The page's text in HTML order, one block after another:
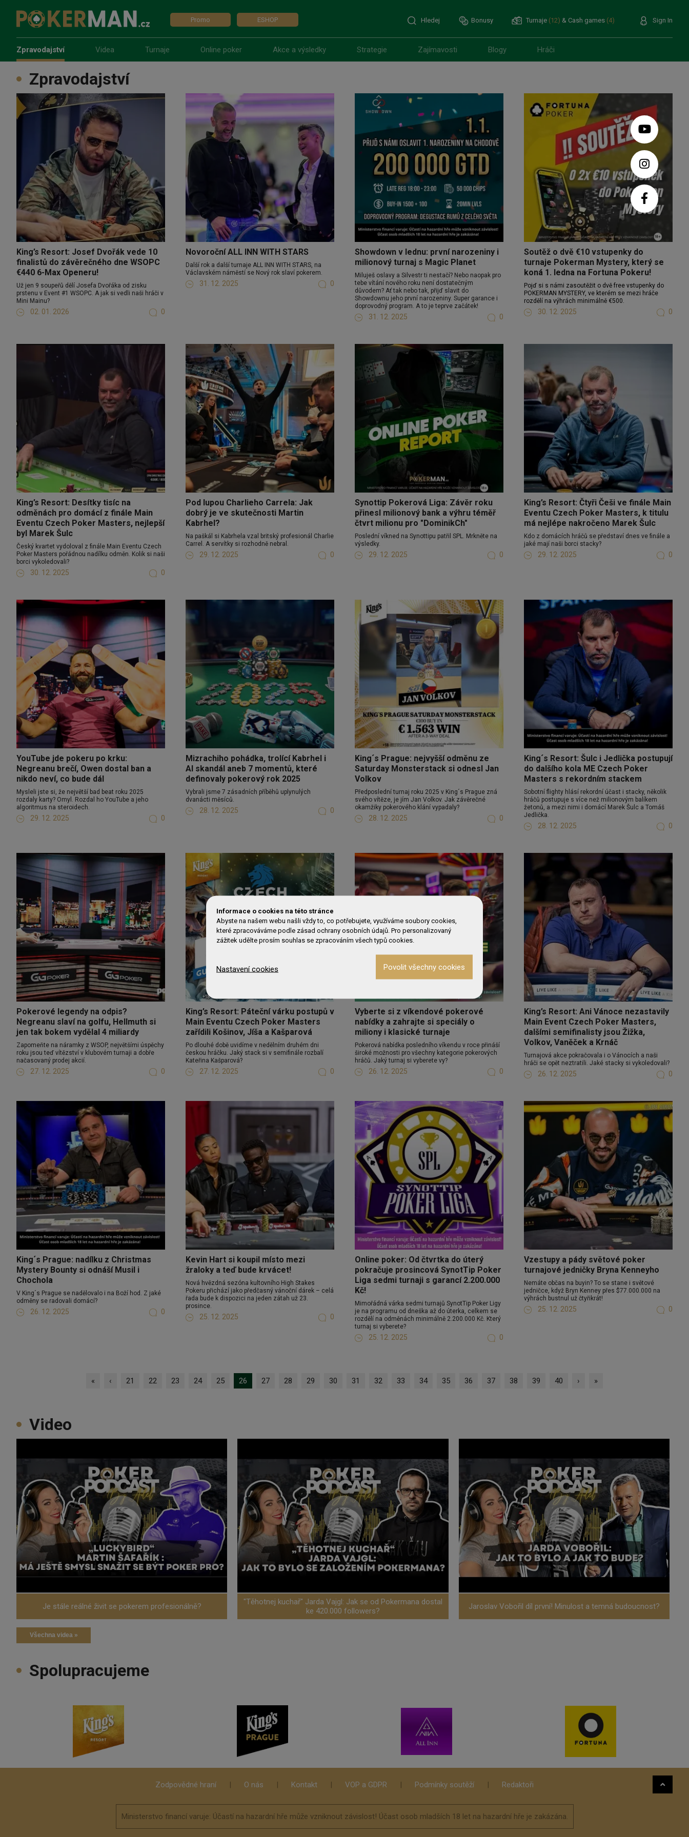
ESHOP
Promo Hledej Bonusy Turnaje (12) & Cash games (4) Sign In
Zpravodajství Videa Turnaje Online poker Akce a výsledky Strategie Zajímavosti Blogy Hráči
Zpravodajství
King’s Resort: Josef Dvořák vede 10
finalistů do závěrečného dne WSOPC
€440 6-Max Openeru!
Už jen 9 soupeřů dělí Josefa Dvořáka od zisku
prstenu v Event #1 WSOPC. A jak si vedli naši hráči v
Mini Mainu?
02. 01. 2026 0
Novoroční ALL INN WITH STARS
Další rok a další turnaje ALL INN WITH STARS, na
Václavském náměstí se Nový rok slaví pokerem.
31. 12. 2025 0
Showdown v lednu: první narozeniny i
milionový turnaj s Magic Planet
Miluješ oslavy a Silvestr ti nestačí? Nebo naopak pro
tebe vítání nového roku není dostatečným
důvodem? Ať tak nebo tak, přijď slavit do
Showdownu jeho první narozeniny. Super garance i
doprovodný program. A to je teprve začátek!
31. 12. 2025 0
Soutěž o dvě €10 vstupenky do
turnaje Pokerman Mystery, který se
koná 1. ledna na Fortuna Pokeru!
Pojď si s námi zasoutěžit o dvě free vstupenky do
POKERMAN MYSTERY, ve kterém se mezi hráče
rozdělí na výhrách minimálně €500.
30. 12. 2025 0
King’s Resort: Desítky tisíc na
odměnách pro domácí z finále Main
Eventu Czech Poker Masters, nejlepší
byl Marek Šulc
Český kvartet vydoloval z finále Main Eventu Czech
Poker Masters pořádnou nadílku odměn. Kolik si naši
borci vykoledovali?
30. 12. 2025 0
Pod lupou Charlieho Carrela: Jak
dobrý je ve skutečnosti Martin
Kabrhel?
Na paškál si Kabrhela vzal britský profesionál Charlie
Carrel. A servítky si rozhodně nebral.
29. 12. 2025 0
Synottip Pokerová Liga: Závěr roku
přinesl milionový bank a výhru téměř
čtvrt milionu pro "DominikCh"
Poslední víkned na Synottipu patřil SPL. Mrkněte na
výsledky.
29. 12. 2025 0
King’s Resort: Čtyři Češi ve finále Main
Eventu Czech Poker Masters, k titulu
má nejlépe nakročeno Marek Šulc
Kdo z domácích hráčů se představí dnes ve finále a
jaké mají naši borci stacky?
29. 12. 2025 0
YouTube jde pokeru po krku:
Negreanu brečí, Owen dostal ban a
nikdo neví, co bude dál
Mysleli jste si, že největší bad beat roku 2025
rozdaly karty? Omyl. Rozdal ho YouTube a jeho
algoritmus na steroidech.
29. 12. 2025 0
Mizrachiho pohádka, trolící Kabrhel i
AI skandál aneb 7 momentů, které
definovaly pokerový rok 2025
Vybrali jsme 7 zásadních příběhů uplynulých
dvanácti měsíců.
28. 12. 2025 0
King´s Prague: nejvyšší odměnu ze
Saturday Monsterstack si odnesl Jan
Volkov
Předposlední turnaj roku 2025 v King´s Prague zná
svého vítěze, je jím Jan Volkov. Jak závěrečné
okamžiky pokerového klání vypadaly?
28. 12. 2025 0
King´s Resort: Šulc i Jedlička postupují
do dalšího kola ME Czech Poker
Masters s rekordním stackem
Sobotní flighty hlásí rekordní účast i stacky, několik
hráčů postupuje s více než milionovým balíkem
žetonů, a mezi nimi i domácí Marek Šulc a Tomáš
Jedlička.
28. 12. 2025 0
Pokerové legendy na odpis?
Negreanu slaví na golfu, Hellmuth si
jen tak bokem vydělal 4 miliardy
Zapomeňte na náramky z WSOP, největšími úspěchy
roku jsou teď vítězství v klubovém turnaji a dobře
načasovaný prodej akcií.
27. 12. 2025 0
King’s Resort: Páteční várku postupů v
Main Eventu Czech Poker Masters
zařídili Košinov, Jíša a Kašparová
Po dlouhé době uvidíme v nedělním druhém dni
českou hráčku. Jaký stack si v semifinále rozbalí
Kateřina Kašparová?
27. 12. 2025 0
Vyberte si z víkendové pokerové
nabídky a zahrajte si speciály o
miliony i klasické turnaje
Pokerová nabídka posledního víkendu v roce přináší
široké možnosti pro všechny kategorie pokerových
hráčů. Jaký turnaj si vyberete vy?
26. 12. 2025 0
King’s Resort: Ani Vánoce nezastavily
Main Event Czech Poker Masters,
dalšími semifinalisty jsou Žižka,
Volkov, Vaněček a Krnáč
Turnajová akce pokračovala i o Vánocích a naši
hráči se opět neztratili. Jaké stacky si vykoledovali?
26. 12. 2025 0
King´s Prague: nadílku z Christmas
Mystery Bounty si odnáší Musil i
Chochola
V King´s Prague se nadělovalo i na Boží hod. Z jaké
odměny se radovali domácí?
26. 12. 2025 0
Kevin Hart si koupil místo mezi
žraloky a teď bude krvácet!
Nová hvězdná sezóna kultovního High Stakes
Pokeru přichází jako předčasný vánoční dárek – celá
řada bude k dispozici na jeden zátah už 23.
prosince.
25. 12. 2025 0
Online poker: Od čtvrtka do úterý
pokračuje prosincová SynotTip Poker
Liga sedmi turnaji s garancí 2.200.000
Kč!
Mimořádná várka sedmi turnajů SynotTip Poker Ligy
je na programu od dneška až do úterka, celkem se
rozdělí na odměnách minimálně 2.200.000 Kč. Který
turnaj si vyberete?
25. 12. 2025 0
Vzestupy a pády světové poker
turnajové jedničky Bryna Kenneyho
Nemáte občas na buyin? To se stane i světové
jedničce, když Bryn Kenney přes $77.000.000 na
výhrách bustnul už čtyřikrát!
25. 12. 2025 0
« ‹ 21 22 23 24 25 26 27 28 29 30 31 32 33 34 35 36 37 38 39 40 › »
Video
Je stále reálné živit se pokerem profesionálně?
"Těhotnej kuchař" Jarda Vajgl: Jak se od Pokermana dostal
ke 420.000 followers?
Jaroslav Vobořil díl první! Minulost a temná budoucnost?
Všechna videa »
Spolupracujeme
Zodpovědné hraní | O nás | Kontakt | VOP a GDPR | Podmínky soutěží | Redaktoři
Ministerstvo financí varuje: Účastí na hazardní hře může vzniknout závislost! Účast osob mladších 18 let na hazardní hře je zakázána.
Informace o cookies na této stránce
Abyste na našem webu našli vždy to, co potřebujete, využíváme soubory cookies,
které zpracováváme podle zásad ochrany osobních údajů. Pro personalizovaný
zážitek udělte prosím souhlas se zpracováním všech typů cookies.
Nastavení cookies